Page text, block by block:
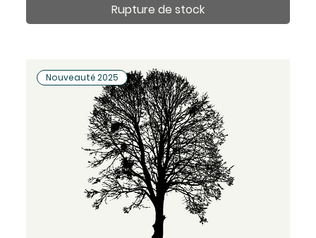
Rupture de stock
Nouveauté 2025